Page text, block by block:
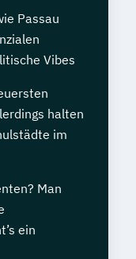
Passau
Vibes
halten
im
Man
ein